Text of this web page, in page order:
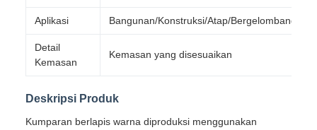
Aplikasi Bangunan/Konstruksi/Atap/Bergelombang
Detail
Kemasan
Kemasan yang disesuaikan
Deskripsi Produk
Kumparan berlapis warna diproduksi menggunakan